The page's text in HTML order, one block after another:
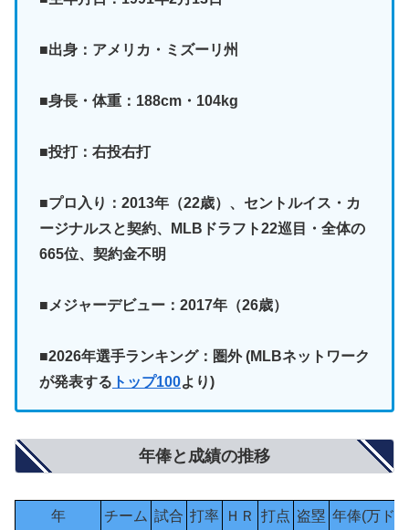
■出身：アメリカ・ミズーリ州
■身長・体重：188cm・104kg
■投打：右投右打
■プロ入り：2013年（22歳）、セントルイス・カ
ージナルスと契約、MLBドラフト22巡目・全体の
665位、契約金不明
■メジャーデビュー：2017年（26歳）
■2026年選手ランキング：圏外(MLBネットワーク
が発表する トップ100より)
年俸と成績の推移
年 チーム 試合 打率 ＨＲ 打点 盗塁 年俸(万ド